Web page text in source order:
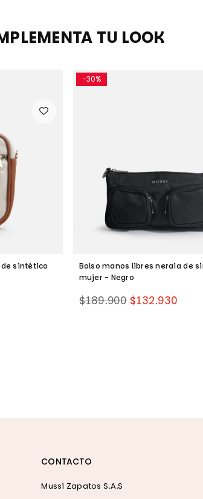
TU LOOK
sintético
-30%
Bolso manos libres neraia de
mujer - Negro
Precio
$189.900 $132.930
CONTACTO
Mussi Zapatos S.A.S